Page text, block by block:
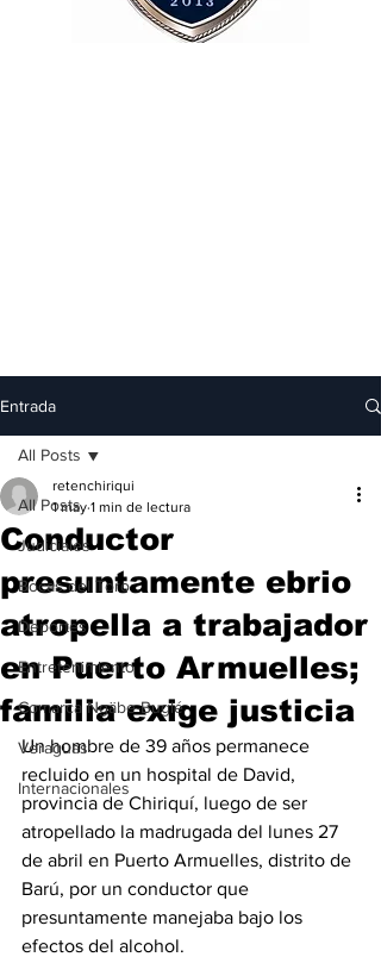
Entrada
All Posts
Judiciales
Bocas del Toro
Deportes
Entretenimiento
Comarca Ngäbe-Buglé
Veraguas
Internacionales
All Posts
Conductor
presuntamente ebrio
atropella a trabajador
en Puerto Armuelles;
familia exige justicia
retenchiriqui
1 may 1 min de lectura
Un hombre de 39 años permanece
recluido en un hospital de David,
provincia de Chiriquí, luego de ser
atropellado la madrugada del lunes 27
de abril en Puerto Armuelles, distrito de
Barú, por un conductor que
presuntamente manejaba bajo los
efectos del alcohol.